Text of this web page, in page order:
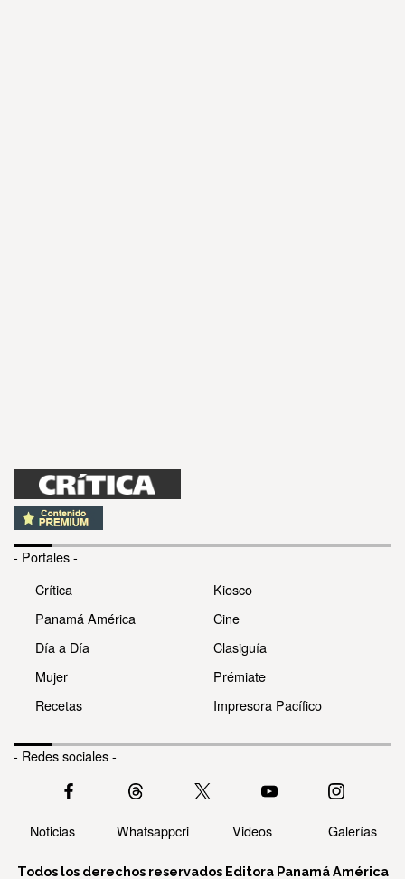
- Portales -
Crítica
Panamá América
Día a Día
Mujer
Recetas
Kiosco
Cine
Clasiguía
Prémiate
Impresora Pacífico
- Redes sociales -
Noticias Whatsappcri Videos Galerías
Todos los derechos reservados Editora Panamá América